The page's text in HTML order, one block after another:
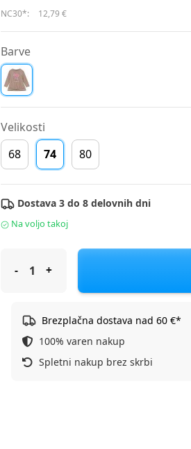
NC30*: 12,79 €
Barve
Velikosti
68 74 80
Dostava 3 do 8 delovnih dni
Na voljo takoj
S.Oliver majica DR 2134312 D Rjava 74
Brezplačna dostava nad 60 €*
100% varen nakup
Spletni nakup brez skrbi